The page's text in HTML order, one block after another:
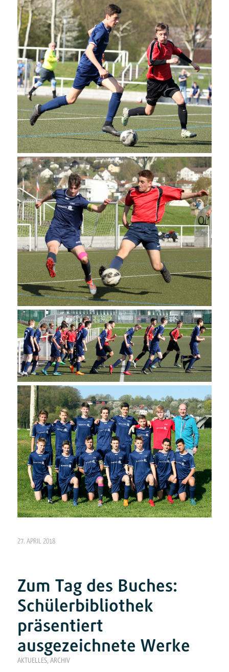
27. APRIL 2018
Zum Tag des Buches:
Schülerbibliothek
präsentiert
ausgezeichnete Werke
AKTUELLES, ARCHIV